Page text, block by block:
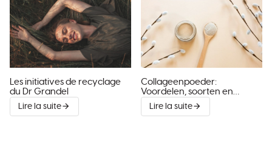
Les initiatives de recyclage
du Dr Grandel
Lire la suite
Collageenpoeder:
Voordelen, soorten en
verfrissende recepten voor
vers
Lire la suite